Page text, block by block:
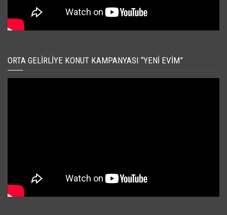
ORTA GELIRLIYE KONUT KAMPANYASI “YENI EVIM”